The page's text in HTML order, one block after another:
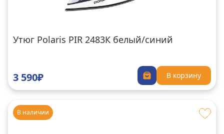
Утюг Polaris PIR 2483К белый/синий
3 590₽ В корзину
В наличии